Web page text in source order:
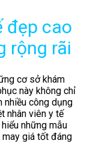
đẹp cao
rộng rãi
cơ sở khám
này không chỉ
nhiều công dụng
nhân viên y tế
những mẫu
giá tốt đáng